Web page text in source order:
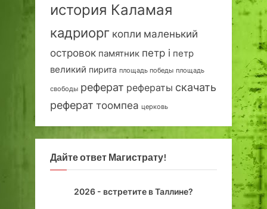
история Каламая
кадриорг копли маленький
островок памятник петр i петр
великий пирита площадь победы площадь
свободы реферат рефераты скачать
реферат тоомпеа церковь
Дайте ответ Магистрату!
2026 - встретите в Таллине?